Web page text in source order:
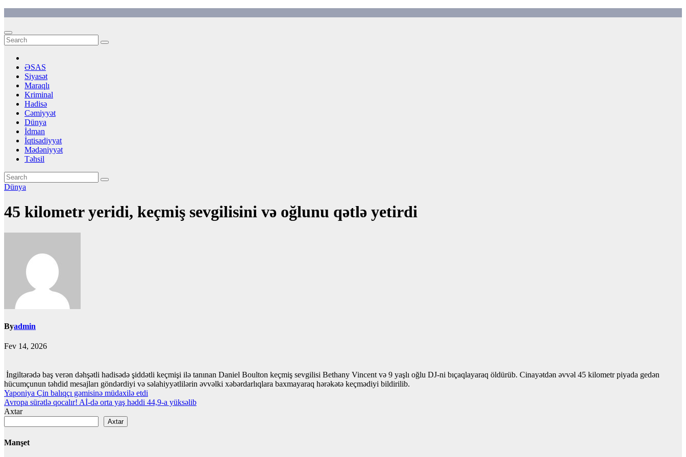
content
ƏSAS
Siyasət
Maraqlı
Kriminal
Hadisə
Cəmiyyət
Dünya
İdman
İqtisadiyyat
Mədəniyyət
Təhsil
Dünya
45 kilometr yeridi, keçmiş sevgilisini və oğlunu qətlə yetirdi
Byadmin
Fev 14, 2026
İngiltərədə baş verən dəhşətli hadisədə şiddətli keçmişi ilə tanınan Daniel Boulton keçmiş sevgilisi Bethany Vincent və 9 yaşlı oğlu DJ-ni bıçaqlayaraq öldürüb. Cinayətdən əvvəl 45 kilometr piyada gedən
hücumçunun təhdid mesajları göndərdiyi və səlahiyyətlilərin əvvəlki xəbərdarlıqlara baxmayaraq hərəkətə keçmədiyi bildirilib.
Yazı
naviqasiyası
Yaponiya Çin balıqçı gəmisinə müdaxilə etdi
Avropa sürətlə qocalır! Aİ-də orta yaş həddi 44,9-a yüksəlib
Axtar
Axtar
Manşet